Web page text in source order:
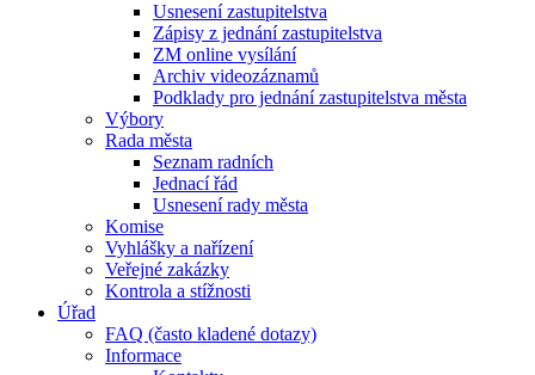
Usnesení zastupitelstva
Zápisy z jednání zastupitelstva
ZM online vysílání
Archiv videozáznamů
Podklady pro jednání zastupitelstva města
Výbory
Rada města
Seznam radních
Jednací řád
Usnesení rady města
Komise
Vyhlášky a nařízení
Veřejné zakázky
Kontrola a stížnosti
Úřad
FAQ (často kladené dotazy)
Informace